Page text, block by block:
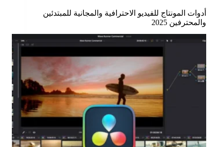
أدوات المونتاج للفيديو الاحترافية والمجانية للمبتدئين
والمحترفين 2025